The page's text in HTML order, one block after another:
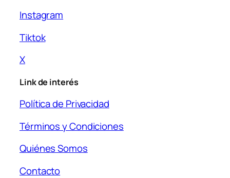
Instagram
Tiktok
X
Link de interés
Política de Privacidad
Términos y Condiciones
Quiénes Somos
Contacto